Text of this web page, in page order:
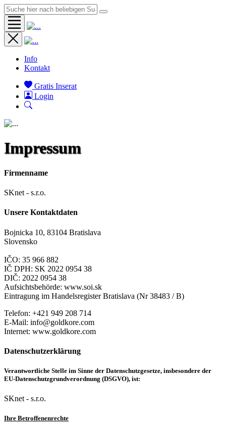
Info
Kontakt
Gratis Inserat
Login
Impressum
Firmenname
SKnet - s.r.o.
Unsere Kontaktdaten
Bojnicka 10, 83104 Bratislava
Slovensko
IČO: 35 966 882
IČ DPH: SK 2022 0954 38
DIČ: 2022 0954 38
Aufsichtsbehörde: www.soi.sk
Eintragung im Handelsregister Bratislava (Nr 38483 / B)
Telefon: +421 949 208 714
E-Mail: info@goldkore.com
Internet: www.goldkore.com
Datenschutzerklärung
Verantwortliche Stelle im Sinne der Datenschutzgesetze, insbesondere der
EU-Datenschutzgrundverordnung (DSGVO), ist:
SKnet - s.r.o.
Ihre Betroffenenrechte